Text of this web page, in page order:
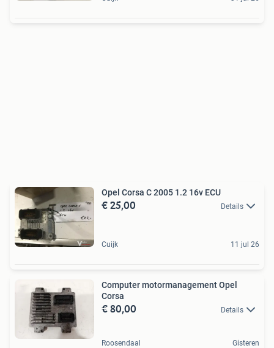
Opel Corsa C 2005 1.2 16v ECU
€ 25,00 Details
Cuijk 11 jul 26
Computer motormanagement Opel
Corsa
€ 80,00 Details
Roosendaal Gisteren